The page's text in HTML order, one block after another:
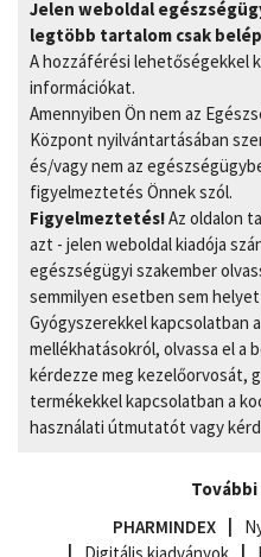
Jelen weboldal
legtöbb tartalom csak
A hozzáférési lehetőségekkel
információkat.
Amennyiben Ön nem az
Központ nyilvántartásában
és/vagy nem az
figyelmeztetés Önnek szól.
Figyelmeztetés!Az oldalon
azt - jelen weboldal kiadója
egészségügyi szakember
semmilyen esetben sem
Gyógyszerekkel kapcsolatban
mellékhatásokról, olvassa el
kérdezze meg kezelőorvosát,
termékekkel kapcsolatban a
használati útmutatót vagy
PHARMINDEX